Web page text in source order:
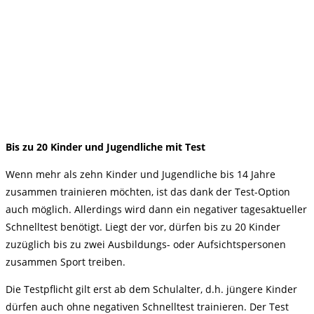
Bis zu 20 Kinder und Jugendliche mit Test
Wenn mehr als zehn Kinder und Jugendliche bis 14 Jahre
zusammen trainieren möchten, ist das dank der Test-Option
auch möglich. Allerdings wird dann ein negativer tagesaktueller
Schnelltest benötigt. Liegt der vor, dürfen bis zu 20 Kinder
zuzüglich bis zu zwei Ausbildungs- oder Aufsichtspersonen
zusammen Sport treiben.
Die Testpflicht gilt erst ab dem Schulalter, d.h. jüngere Kinder
dürfen auch ohne negativen Schnelltest trainieren. Der Test